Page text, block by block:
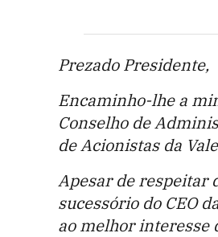
Prezado Presidente,
Encaminho-lhe a
Conselho de
de Acionistas da
Apesar de respeitar
sucessório do CEO
ao melhor interesse